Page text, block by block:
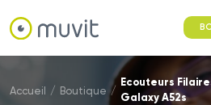
Accueil / Boutique /
Ecouteurs
Galaxy A52s